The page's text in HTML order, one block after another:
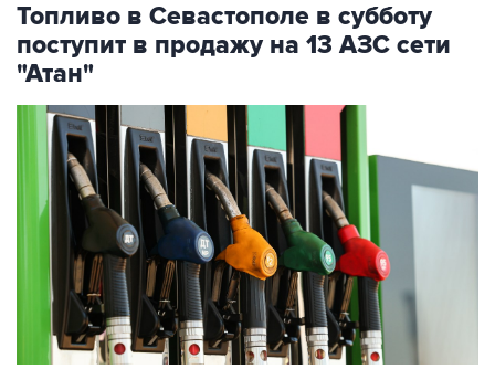
Топливо в Севастополе в субботу
поступит в продажу на 13 АЗС сети
"Атан"